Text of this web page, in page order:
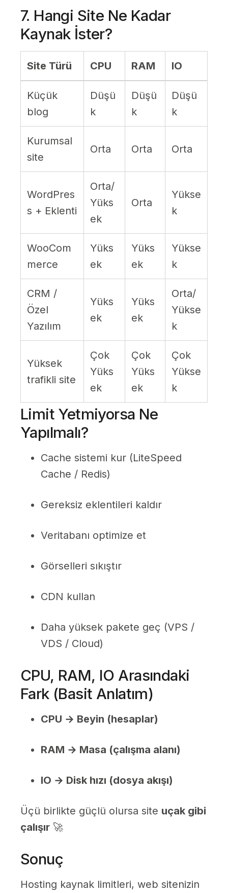
7. Hangi Site Ne Kadar
Kaynak İster?
Site Türü CPU RAM IO
Küçük
blog
Düşü
k
Düşü
k
Düşü
k
Kurumsal
site
Orta Orta Orta
WordPres
s + Eklenti
Orta/
Yüks
ek
Orta
Yükse
k
WooCom
merce
Yüks
ek
Yüks
ek
Yükse
k
CRM /
Özel
Yazılım
Yüks
ek
Yüks
ek
Orta/
Yükse
k
Yüksek
trafikli site
Çok
Yüks
ek
Çok
Yüks
ek
Çok
Yükse
k
Limit Yetmiyorsa Ne
Yapılmalı?
Cache sistemi kur (LiteSpeed
Cache / Redis)
Gereksiz eklentileri kaldır
Veritabanı optimize et
Görselleri sıkıştır
CDN kullan
Daha yüksek pakete geç (VPS /
VDS / Cloud)
CPU, RAM, IO Arasındaki
Fark (Basit Anlatım)
CPU → Beyin (hesaplar)
RAM → Masa (çalışma alanı)
IO → Disk hızı (dosya akışı)
Üçü birlikte güçlü olursa site uçak gibi
çalışır 🚀
Sonuç
Hosting kaynak limitleri, web sitenizin